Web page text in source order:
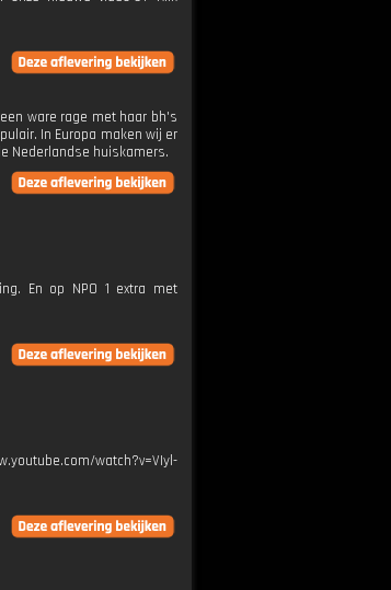
ware rage met haar bh's
In Europa maken wij er
Nederlandse huiskamers.
En op NPO 1 extra met
watch?v=VIyl-